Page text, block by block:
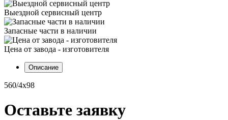
Выездной сервисный центр
Запасные части в наличии
Цена от завода - изготовителя
Описание
560/4х98
Оставьте заявку